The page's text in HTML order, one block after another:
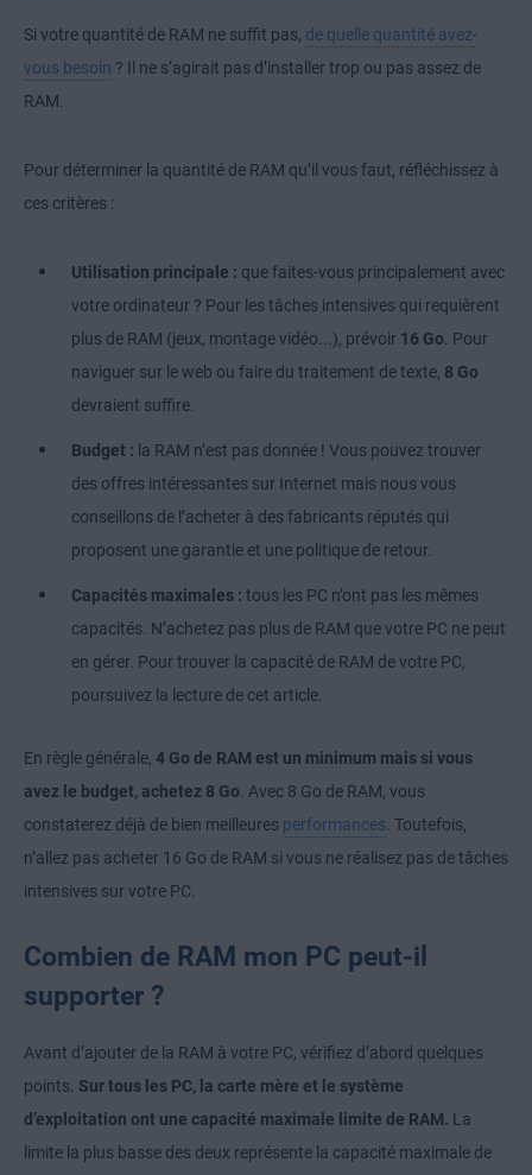
Si votre quantité de RAM ne suffit pas, de quelle quantité avez-
vous besoin ? Il ne s’agirait pas d’installer trop ou pas assez de
RAM.
Pour déterminer la quantité de RAM qu’il vous faut, réfléchissez à
ces critères :
Utilisation principale : que faites-vous principalement avec
votre ordinateur ? Pour les tâches intensives qui requièrent
plus de RAM (jeux, montage vidéo...), prévoir 16 Go . Pour
naviguer sur le web ou faire du traitement de texte, 8 Go
devraient suffire.
Budget : la RAM n’est pas donnée ! Vous pouvez trouver
des offres intéressantes sur Internet mais nous vous
conseillons de l’acheter à des fabricants réputés qui
proposent une garantie et une politique de retour.
Capacités maximales : tous les PC n’ont pas les mêmes
capacités. N’achetez pas plus de RAM que votre PC ne peut
en gérer. Pour trouver la capacité de RAM de votre PC,
poursuivez la lecture de cet article.
En règle générale, 4 Go de RAM est un minimum mais si vous
avez le budget, achetez 8 Go . Avec 8 Go de RAM, vous
constaterez déjà de bien meilleures performances . Toutefois,
n’allez pas acheter 16 Go de RAM si vous ne réalisez pas de tâches
intensives sur votre PC.
Combien de RAM mon PC peut-il
supporter ?
Avant d’ajouter de la RAM à votre PC, vérifiez d’abord quelques
points. Sur tous les PC, la carte mère et le système
d’exploitation ont une capacité maximale limite de RAM. La
limite la plus basse des deux représente la capacité maximale de